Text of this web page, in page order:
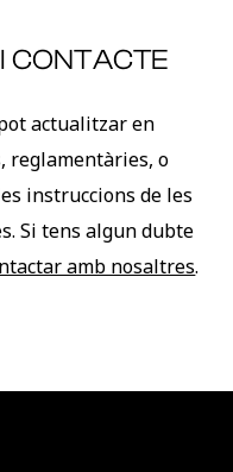
CONTACTE
actualitzar en
reglamentàries, o
instruccions de les
Si tens algun dubte
amb nosaltres.